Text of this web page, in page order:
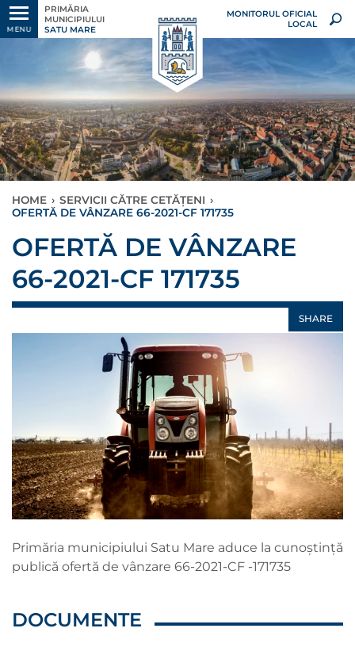
MENU
PRIMĂRIA
MUNICIPIULUI
SATU MARE
MONITORUL OFICIAL
LOCAL
HOME › SERVICII CĂTRE CETĂȚENI ›
OFERTĂ DE VÂNZARE 66-2021-CF 171735
OFERTĂ DE VÂNZARE
66-2021-CF 171735
SHARE
Primăria municipiului Satu Mare aduce la cunoștință
publică ofertă de vânzare 66-2021-CF -171735
DOCUMENTE